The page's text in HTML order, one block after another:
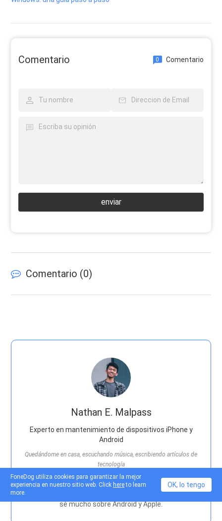
Comentario 0 Comentario
enviar
Comentario (0)
Nathan E. Malpass
Experto en mantenimiento de dispositivos iPhone y
Android
Quedándome en casa, escuchando música, escribiendo artículos de
tecnología
Mucha gente me pide que arregle sus teléfonos, así que
tengo mucha experiencia en la reparación de teléfonos y
sé mucho sobre Android y Apple.
FoneDog utiliza cookies para garantizar la mejor
experiencia en nuestro sitio web. Click hereto learn
more.
OK, lo tengo